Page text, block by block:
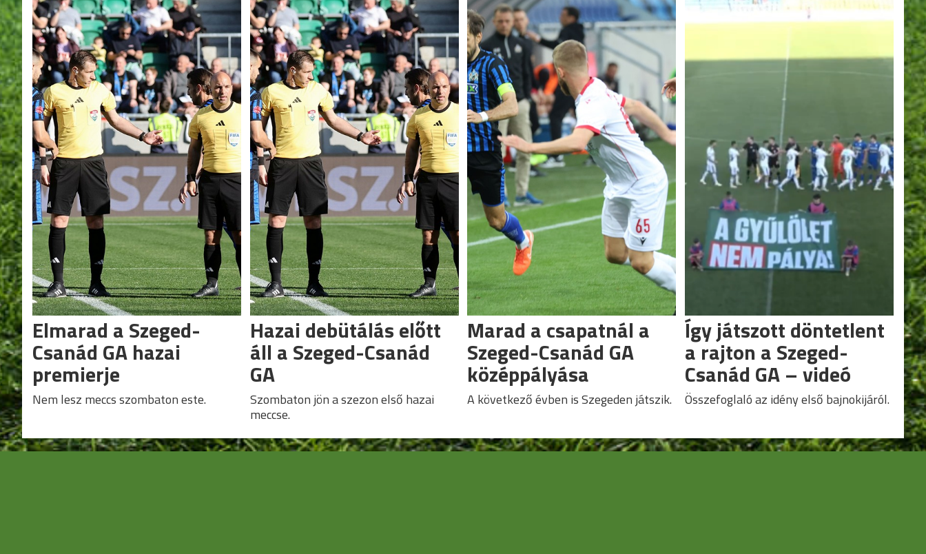
Elmarad a Szeged-
Csanád GA hazai
premierje
Nem lesz meccs szombaton este.
Hazai debütálás előtt
áll a Szeged-Csanád
GA
Szombaton jön a szezon első hazai
meccse.
Marad a csapatnál a
Szeged-Csanád GA
középpályása
A következő évben is Szegeden játszik.
Így játszott döntetlent
a rajton a Szeged-
Csanád GA – videó
Összefoglaló az idény első bajnokijáról.